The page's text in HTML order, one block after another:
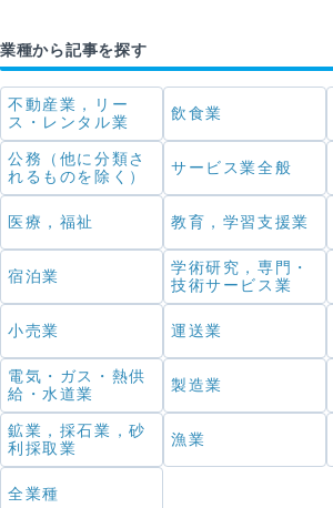
業種から記事を探す
不動産業，リー
ス・レンタル業
飲食業
公務（他に分類さ
れるものを除く）
サービス業全般
医療，福祉 教育，学習支援業
宿泊業
学術研究，専門・
技術サービス業
小売業 運送業
電気・ガス・熱供
給・水道業
製造業
鉱業，採石業，砂
利採取業
漁業
全業種